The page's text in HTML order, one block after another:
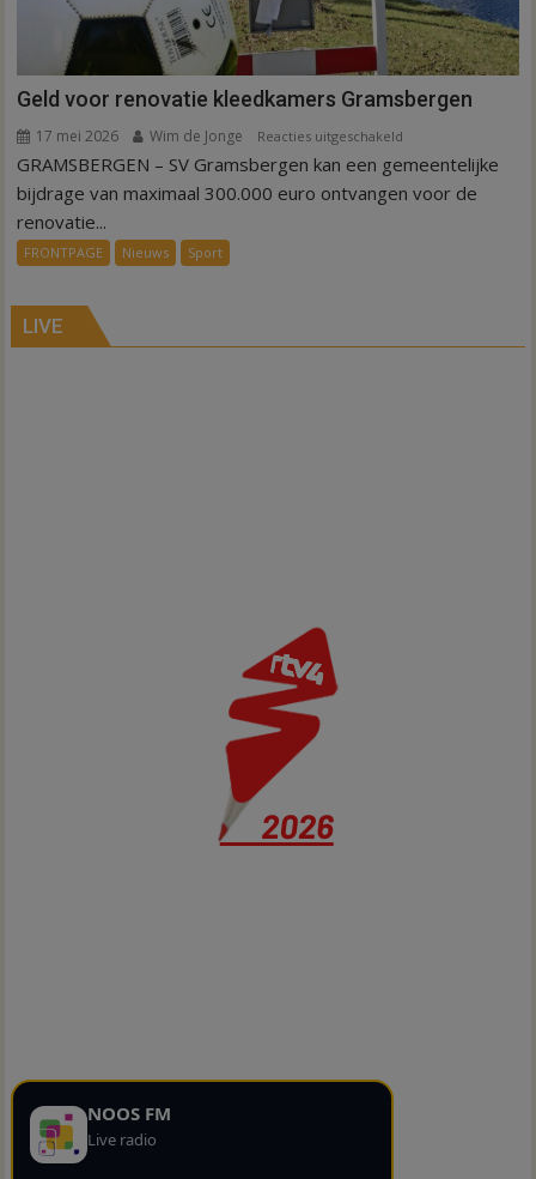
Geld voor renovatie kleedkamers Gramsbergen
17 mei 2026 Wim de Jonge Reacties uitgeschakeld
Geld
voor
GRAMSBERGEN – SV Gramsbergen kan een gemeentelijke
bijdrage van maximaal 300.000 euro ontvangen voor de
renovatie...
FRONTPAGE Nieuws Sport
LIVE
NOOS FM
Live radio